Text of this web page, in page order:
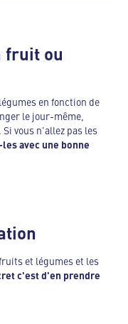
fruit ou
en fonction de
le jour-même,
. Si vous n'allez pas les
avec une bonne
et légumes et les
c'est d'en prendre